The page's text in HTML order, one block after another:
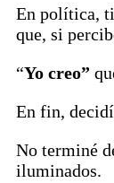
En política,
que, si
“Yo creo”
En fin,
No terminé
iluminados.